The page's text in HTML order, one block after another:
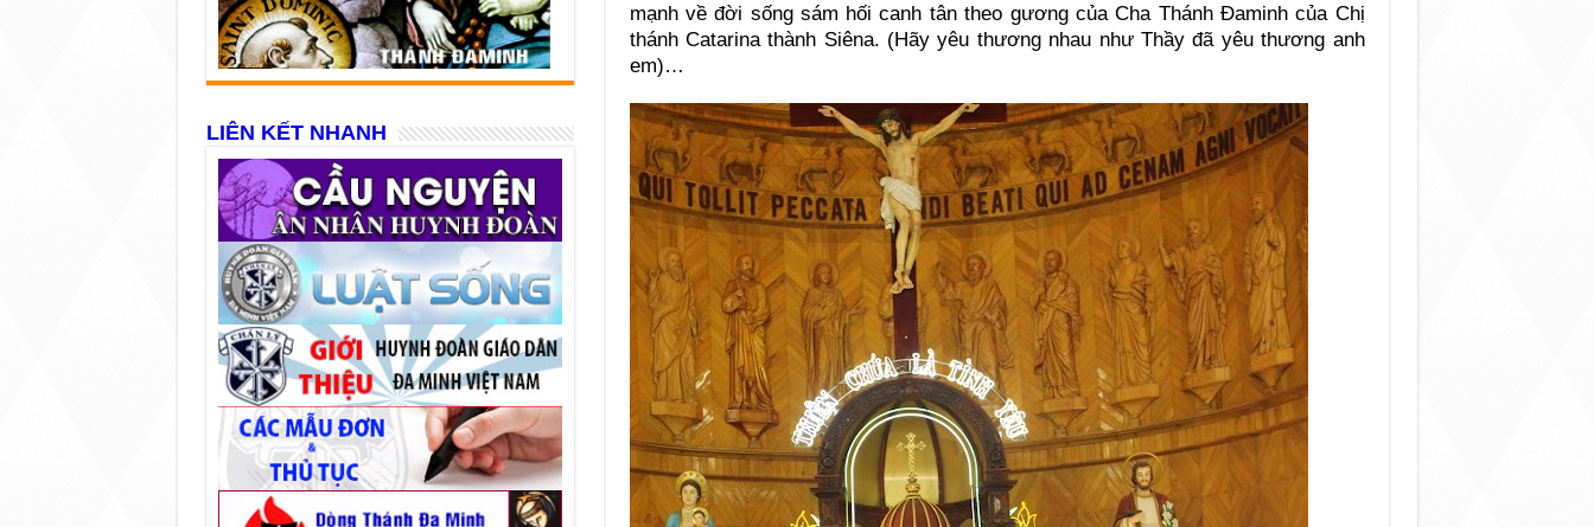
mạnh về đời sống sám hối canh tân theo gương của Cha Thánh Đaminh của Chị
thánh Catarina thành Siêna. (Hãy yêu thương nhau như Thầy đã yêu thương anh
em)…
LIÊN KẾT NHANH